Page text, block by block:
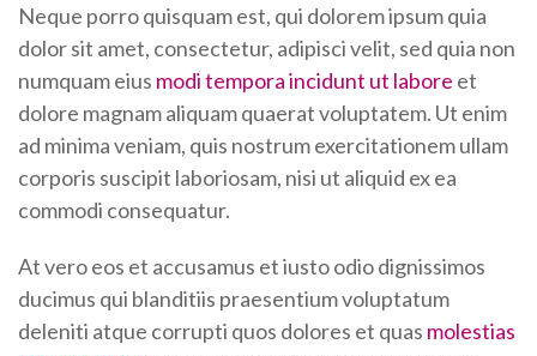
Neque porro quisquam est, qui dolorem ipsum quia
dolor sit amet, consectetur, adipisci velit, sed quia non
numquam eius modi tempora incidunt ut labore et
dolore magnam aliquam quaerat voluptatem. Ut enim
ad minima veniam, quis nostrum exercitationem ullam
corporis suscipit laboriosam, nisi ut aliquid ex ea
commodi consequatur.
At vero eos et accusamus et iusto odio dignissimos
ducimus qui blanditiis praesentium voluptatum
deleniti atque corrupti quos dolores et quas molestias